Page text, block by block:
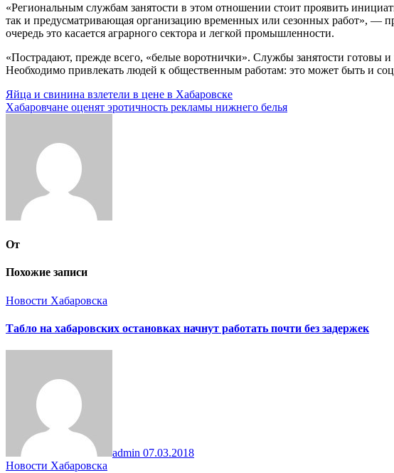
«Региональным службам занятости в этом отношении стоит проявить
так и предусматривающая организацию временных или сезонных работ», —
очередь это касается аграрного сектора и легкой промышленности.
«Пострадают, прежде всего, «белые воротнички». Службы занятости готовы
Необходимо привлекать людей к общественным работам: это может быть и
Навигация
по
Яйца и свинина взлетели в цене в Хабаровске
Хабаровчане оценят эротичность рекламы нижнего белья
От
Похожие записи
Новости Хабаровска
Табло на хабаровских остановках начнут работать почти без задержек
admin 07.03.2018
Новости Хабаровска